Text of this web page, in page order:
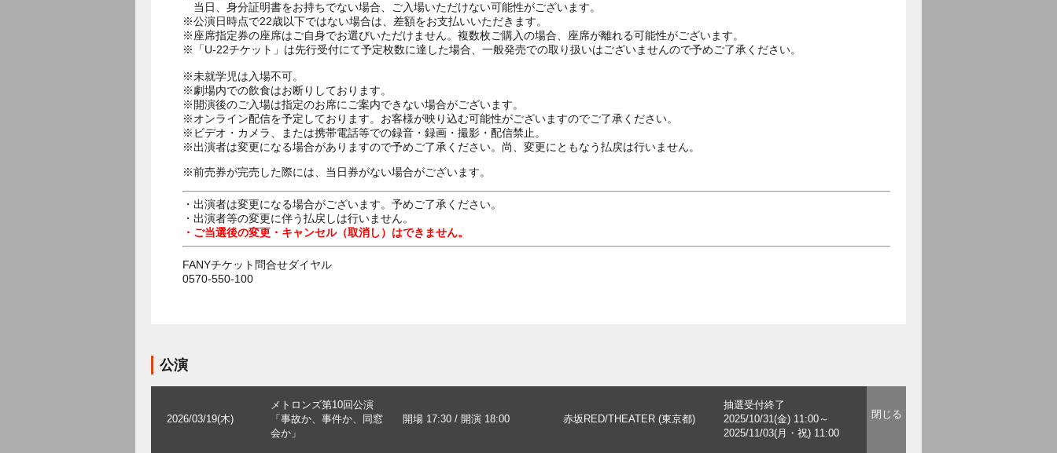
当日、身分証明書をお持ちでない場合、ご入場いただけない可能性がございます。
※公演日時点で22歳以下ではない場合は、差額をお支払いいただきます。
※座席指定券の座席はご自身でお選びいただけません。複数枚ご購入の場合、座席が離れる可能性がございます。
※「U-22チケット」は先行受付にて予定枚数に達した場合、一般発売での取り扱いはございませんので予めご了承ください。
※未就学児は入場不可。
※劇場内での飲食はお断りしております。
※開演後のご入場は指定のお席にご案内できない場合がございます。
※オンライン配信を予定しております。お客様が映り込む可能性がございますのでご了承ください。
※ビデオ・カメラ、または携帯電話等での録音・録画・撮影・配信禁止。
※前売券が完売した際には、当日券がない場合がございます。
・出演者は変更になる場合がございます。予めご了承ください。
・出演者等の変更に伴う払戻しは行いません。
・ご当選後の変更・キャンセル（取消し）はできません。
FANYチケット問合せダイヤル
0570-550-100
公演
2026/03/19(木)
メトロンズ第10回公演
「事故か、事件か、同窓
会か」
開場 17:30 / 開演 18:00 赤坂RED/THEATER (東京都)
抽選受付終了
2025/10/31(金) 11:00～
2025/11/03(月・祝) 11:00